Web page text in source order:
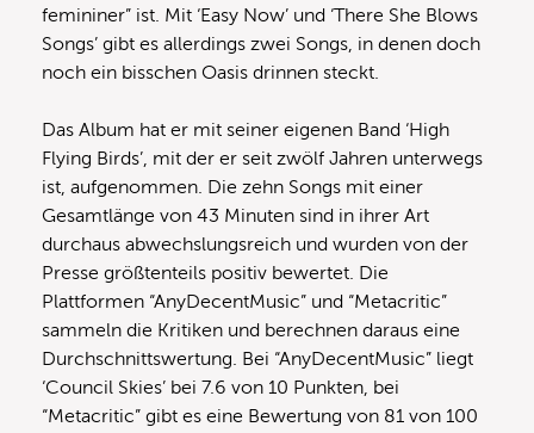
femininer” ist. Mit ‘Easy Now’ und ‘There She Blows
Songs’ gibt es allerdings zwei Songs, in denen doch
noch ein bisschen Oasis drinnen steckt.
Das Album hat er mit seiner eigenen Band ‘High
Flying Birds’, mit der er seit zwölf Jahren unterwegs
ist, aufgenommen. Die zehn Songs mit einer
Gesamtlänge von 43 Minuten sind in ihrer Art
durchaus abwechslungsreich und wurden von der
Presse größtenteils positiv bewertet. Die
Plattformen “AnyDecentMusic” und “Metacritic”
sammeln die Kritiken und berechnen daraus eine
Durchschnittswertung. Bei “AnyDecentMusic” liegt
‘Council Skies’ bei 7.6 von 10 Punkten, bei
“Metacritic” gibt es eine Bewertung von 81 von 100